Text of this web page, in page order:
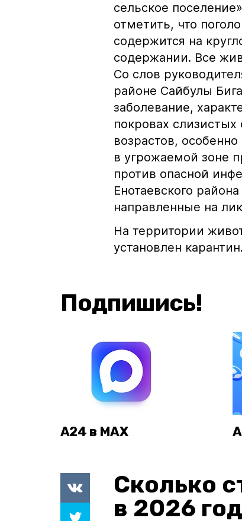
сельское
отметить, что
содержится на
содержании. Все
Со слов
районе Сайбулы
заболевание,
покровах
возрастов,
в угрожаемой зоне
против опасной
Енотаевского
направленные на
На территории
установлен карантин.
Подпишись!
А24 в MAX
Сколько
в 2026